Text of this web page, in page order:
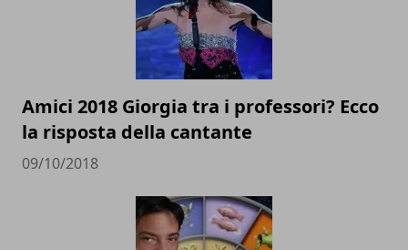
Amici 2018 Giorgia tra i professori? Ecco
la risposta della cantante
09/10/2018